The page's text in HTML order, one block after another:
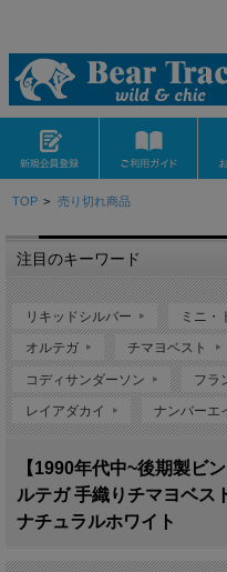
TOP > 売り切れ商品
注目のキーワード
リキッドシルバー ミニ・
オルテガ チマヨベスト
コディサンダーソン フラ
レイアダカイ ナンバーエ
【1990年代中~後期製
ルテガ 手織りチマヨベ
ナチュラルホワイト